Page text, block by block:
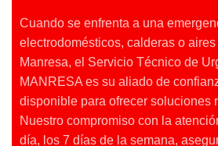
Cuando se enfrenta a una
electrodomésticos, calderas o
Manresa, el Servicio Técnico de
MANRESA es su aliado de
disponible para ofrecer soluciones
Nuestro compromiso con la
día, los 7 días de la semana,